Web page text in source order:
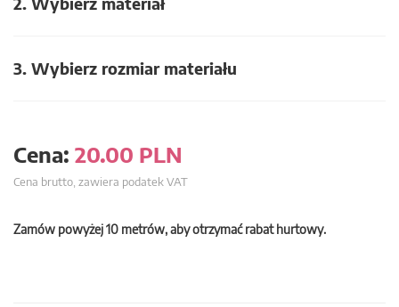
3. Wybierz rozmiar materiału
Cena: 20.00 PLN
Cena brutto, zawiera podatek VAT
Zamów powyżej 10 metrów, aby otrzymać rabat hurtowy.